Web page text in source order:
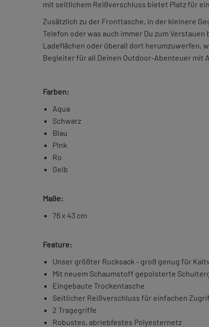
mit seitlichem Reißverschluss bietet Platz für
Zusätzlich zu der Fronttasche, in der kleinere
Telefon oder was auch immer Du zum
Ladeflächen oder überall dort herumzuwerfen,
Begleiter für all Deinen Outdoor-Abenteuer mit
Farben:
Aqua
Schwarz
Blau
Pink
Ro
Gelb
Maße:
76 x 43 cm
Feature:
Unser größter Rucksack - groß genug für
Mit neuem Schaumstoff gepolsterte
Eingebaute Trockentasche
Seitlicher Reißverschluss für einfachen
2 Tragegriffe
Robustes, abriebfestes Polyesternetz